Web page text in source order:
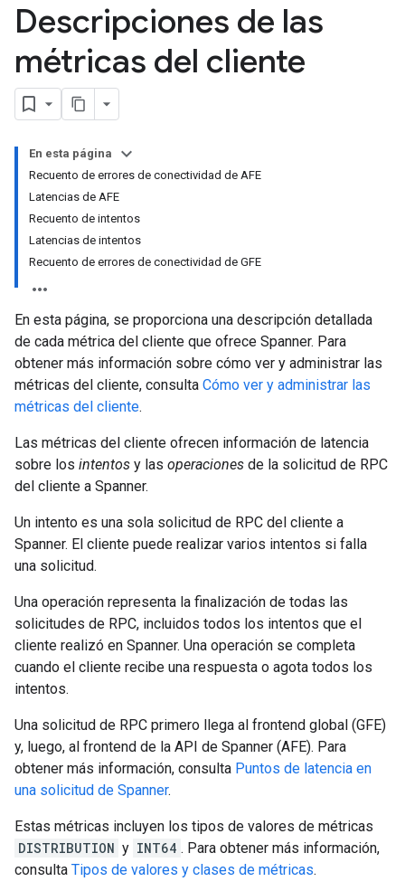
Descripciones de las
métricas del cliente
En esta página
Recuento de errores de conectividad de AFE
Latencias de AFE
Recuento de intentos
Latencias de intentos
Recuento de errores de conectividad de GFE
En esta página, se proporciona una descripción detallada
de cada métrica del cliente que ofrece Spanner. Para
obtener más información sobre cómo ver y administrar las
métricas del cliente, consulta Cómo ver y administrar las
métricas del cliente.
Las métricas del cliente ofrecen información de latencia
sobre los intentos y las operaciones de la solicitud de RPC
del cliente a Spanner.
Un intento es una sola solicitud de RPC del cliente a
Spanner. El cliente puede realizar varios intentos si falla
una solicitud.
Una operación representa la finalización de todas las
solicitudes de RPC, incluidos todos los intentos que el
cliente realizó en Spanner. Una operación se completa
cuando el cliente recibe una respuesta o agota todos los
intentos.
Una solicitud de RPC primero llega al frontend global (GFE)
y, luego, al frontend de la API de Spanner (AFE). Para
obtener más información, consulta Puntos de latencia en
una solicitud de Spanner.
Estas métricas incluyen los tipos de valores de métricas
DISTRIBUTION y INT64 . Para obtener más información,
consulta Tipos de valores y clases de métricas.